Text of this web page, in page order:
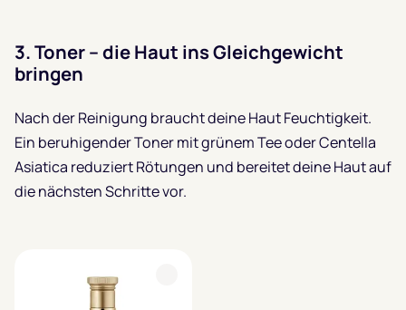
3.Toner – die Haut ins Gleichgewicht
bringen
Nach der Reinigung braucht deine Haut Feuchtigkeit.
Ein beruhigender Toner mit grünem Tee oder Centella
Asiatica reduziert Rötungen und bereitet deine Haut auf
die nächsten Schritte vor.